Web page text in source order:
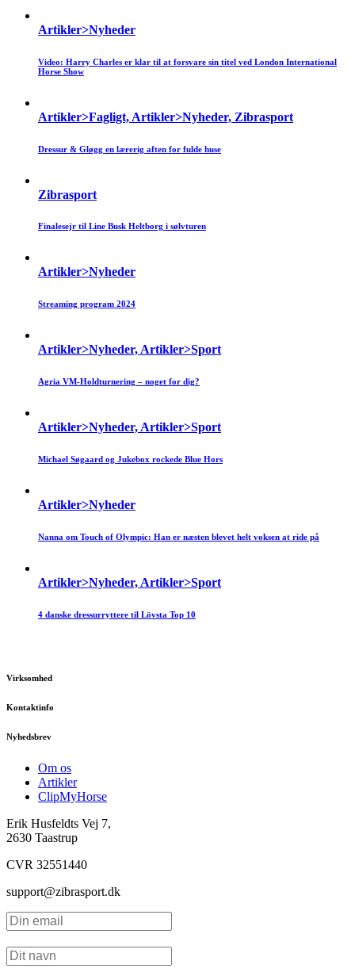
Artikler>Nyheder
Video: Harry Charles er klar til at forsvare sin titel ved London International
Horse Show
Artikler>Fagligt, Artikler>Nyheder, Zibrasport
Dressur & Gløgg en lærerig aften for fulde huse
Zibrasport
Finalesejr til Line Busk Heltborg i sølvturen
Artikler>Nyheder
Streaming program 2024
Artikler>Nyheder, Artikler>Sport
Agria VM-Holdturnering – noget for dig?
Artikler>Nyheder, Artikler>Sport
Michael Søgaard og Jukebox rockede Blue Hors
Artikler>Nyheder
Nanna om Touch of Olympic: Han er næsten blevet helt voksen at ride på
Artikler>Nyheder, Artikler>Sport
4 danske dressurryttere til Lövsta Top 10
Virksomhed
Kontaktinfo
Nyhedsbrev
Om os
Artikler
ClipMyHorse
Erik Husfeldts Vej 7,
2630 Taastrup
CVR 32551440
support@zibrasport.dk